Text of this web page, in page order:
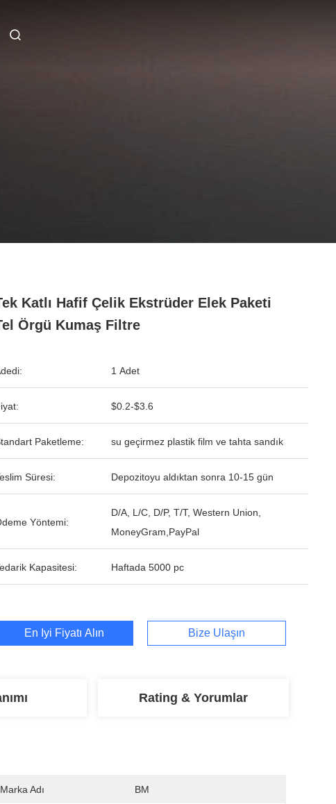
Katlı Hafif Çelik Ekstrüder Elek Paketi
Örgü Kumaş Filtre
1 Adet
$0.2-$3.6
Paketleme: su geçirmez plastik film ve tahta sandık
Süresi: Depozitoyu aldıktan sonra 10-15 gün
Yöntemi:
D/A, L/C, D/P, T/T, Western Union,
MoneyGram,PayPal
Kapasitesi: Haftada 5000 pc
En İyi Fiyatı Alın Bize Ulaşın
Rating & Yorumlar
Marka Adı BM